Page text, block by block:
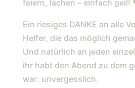
SKALIEREN,
EIERN, LACHEN –
EIL! ❤️ EIN RIESIGES D
ANKE AN ALLE
feiern, lachen – einfach geil!
Ein riesiges DANKE an alle
Helfer, die das möglich
Und natürlich an jeden
ihr habt den Abend zu dem
war: unvergesslich.